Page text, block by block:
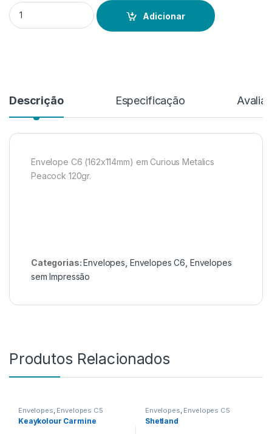
Quantidade de Curious Metalics Peacock
Adicionar
Descrição Especificação
Envelope C6 (162x114mm) em Curious Metalics
Peacock 120gr.
Categorias:Envelopes Envelopes C6 Envelopes
sem Impressão
Produtos Relacionados
Envelopes Envelopes C5
Keaykolour Carmine
Envelopes Envelopes C5
Shetland